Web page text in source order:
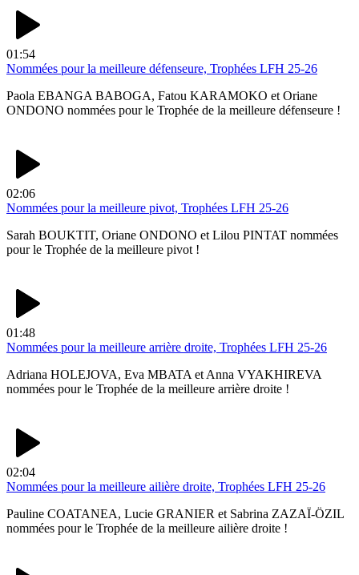
01:54
Nommées pour la meilleure défenseure, Trophées LFH 25-26
Paola EBANGA BABOGA, Fatou KARAMOKO et Oriane
ONDONO nommées pour le Trophée de la meilleure défenseure !
02:06
Nommées pour la meilleure pivot, Trophées LFH 25-26
Sarah BOUKTIT, Oriane ONDONO et Lilou PINTAT nommées
pour le Trophée de la meilleure pivot !
01:48
Nommées pour la meilleure arrière droite, Trophées LFH 25-26
Adriana HOLEJOVA, Eva MBATA et Anna VYAKHIREVA
nommées pour le Trophée de la meilleure arrière droite !
02:04
Nommées pour la meilleure ailière droite, Trophées LFH 25-26
Pauline COATANEA, Lucie GRANIER et Sabrina ZAZAÏ-ÖZIL
nommées pour le Trophée de la meilleure ailière droite !